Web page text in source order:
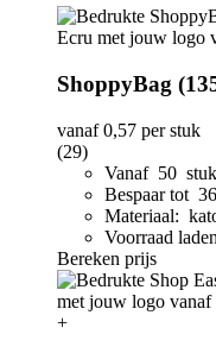
ShoppyBag
vanaf0,57 per stuk
(29)
Vanaf 50
Bespaar tot
Materiaal:
Voorraad laden
Bereken prijs
+